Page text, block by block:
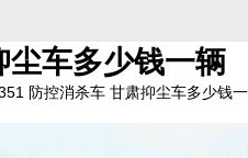
尘车多少钱一辆
防控消杀车 甘肃抑尘车多少钱一